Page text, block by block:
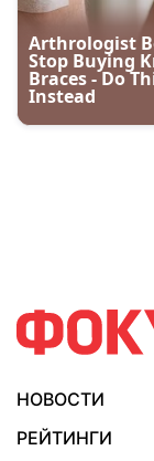
НОВОСТИ
РЕЙТИНГИ